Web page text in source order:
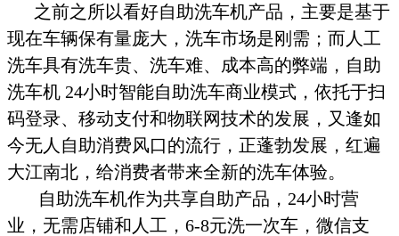
之前之所以看好自助洗车机产品，主要是基于
现在车辆保有量庞大，洗车市场是刚需；而人工
洗车具有洗车贵、洗车难、成本高的弊端，自助
洗车机 24小时智能自助洗车商业模式，依托于扫
码登录、移动支付和物联网技术的发展，又逢如
今无人自助消费风口的流行，正蓬勃发展，红遍
大江南北，给消费者带来全新的洗车体验。
自助洗车机作为共享自助产品，24小时营
业，无需店铺和人工，6-8元洗一次车，微信支